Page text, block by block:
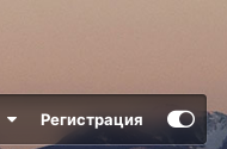
Регистрация